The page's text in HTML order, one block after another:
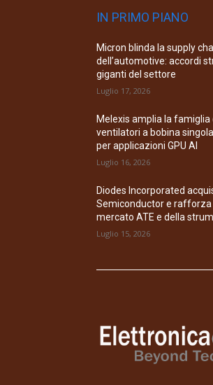
IN PRIMO PIANO
Micron blinda la supply
dell’automotive: accordi
giganti del settore
Luglio 17, 2026
Melexis amplia la famiglia
ventilatori a bobina
per applicazioni GPU AI
Luglio 16, 2026
Diodes Incorporated
Semiconductor e rafforza
mercato ATE e della
Luglio 15, 2026